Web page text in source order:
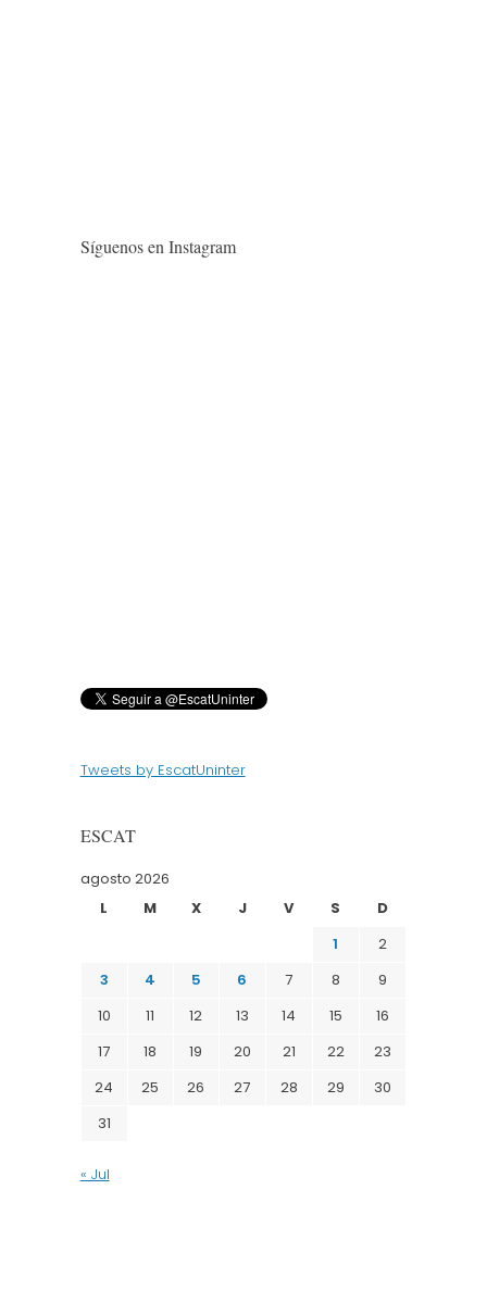
Síguenos en Instagram
Tweets by EscatUninter
ESCAT
agosto 2026
L
M X J V S
D
1
2
3
4 5 6 7 8
9
10
11 12 13 14 15
16
17
18 19 20 21 22
23
24
25 26 27 28 29
30
31
« Jul